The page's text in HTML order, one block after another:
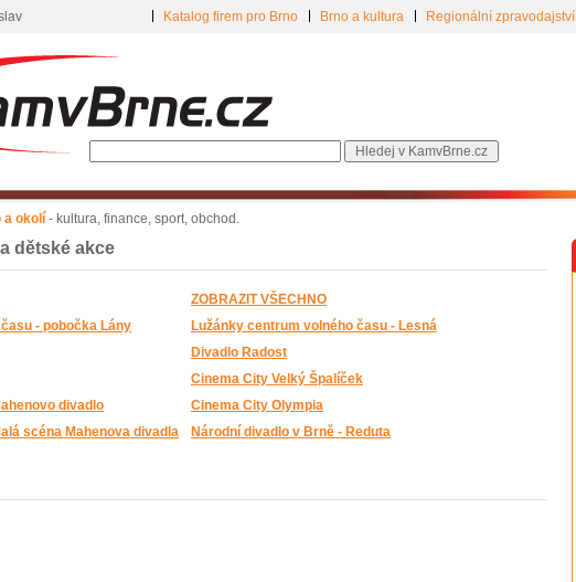
a okolí - kultura, finance, sport, obchod.
Regionální zpravodajství
Brno a kultura
Katalog firem pro Brno
dětské akce
ZOBRAZIT VŠECHNO
- pobočka Lány
Lužánky centrum volného času - Lesná
Divadlo Radost
Cinema City Velký Špalíček
divadlo
Cinema City Olympia
scéna Mahenova divadla
Národní divadlo v Brně - Reduta